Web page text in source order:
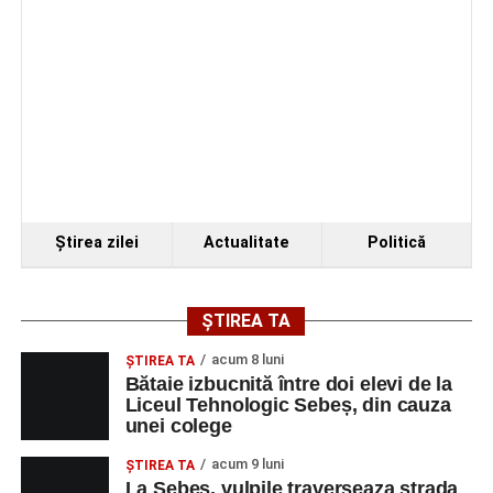
Ştirea zilei Actualitate Politică
ȘTIREA TA
ŞTIREA TA acum 8 luni
Bătaie izbucnită între doi elevi de la
Liceul Tehnologic Sebeș, din cauza
unei colege
ŞTIREA TA acum 9 luni
La Sebeș, vulpile traverseaza strada